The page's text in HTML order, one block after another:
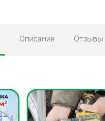
Описание Отзывы